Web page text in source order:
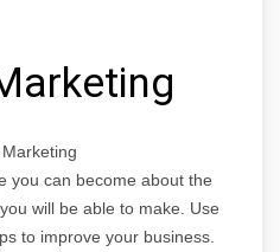
you can become about the
will be able to make. Use
to improve your business.